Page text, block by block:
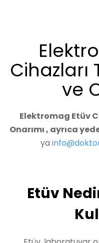
Cihazları
ve
Elektromag Etüv
Onarımı , ayrıca
ya
Etüv